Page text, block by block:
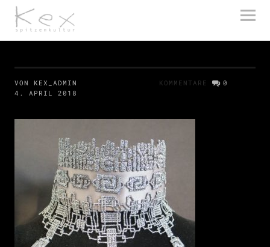
kex spitzenkultur
VON KEX_ADMIN
4. APRIL 2018
KOMMENTARE 0